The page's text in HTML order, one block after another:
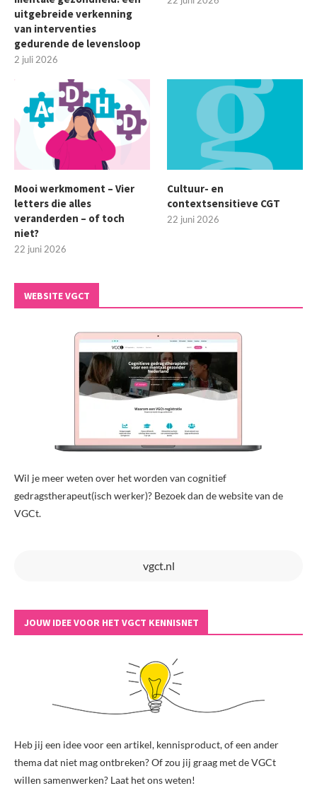
uitgebreide verkenning
van interventies
gedurende de levensloop
2 juli 2026
Mooi werkmoment – Vier
letters die alles
veranderden – of toch
niet?
22 juni 2026
Cultuur- en
contextsensitieve CGT
22 juni 2026
WEBSITE VGCT
Wil je meer weten over het worden van cognitief
gedragstherapeut(isch werker)? Bezoek dan de website van de
VGCt.
vgct.nl
JOUW IDEE VOOR HET VGCT KENNISNET
Heb jij een idee voor een artikel, kennisproduct, of een ander
thema dat niet mag ontbreken? Of zou jij graag met de VGCt
willen samenwerken? Laat het ons weten!